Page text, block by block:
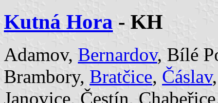
Kutná Hora - KH
Adamov, Bernardov, Bílé
Brambory, Bratčice, Čáslav
Janovice, Čestín,